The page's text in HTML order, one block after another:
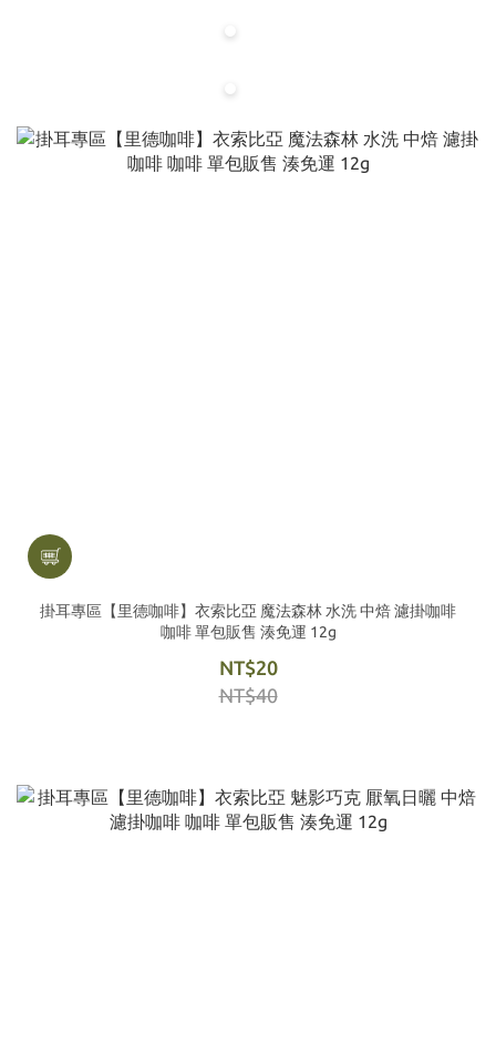
掛耳專區【里德咖啡】衣索比亞 魔法森林 水洗 中焙 濾掛咖啡
咖啡 單包販售 湊免運 12g
NT$20
NT$40